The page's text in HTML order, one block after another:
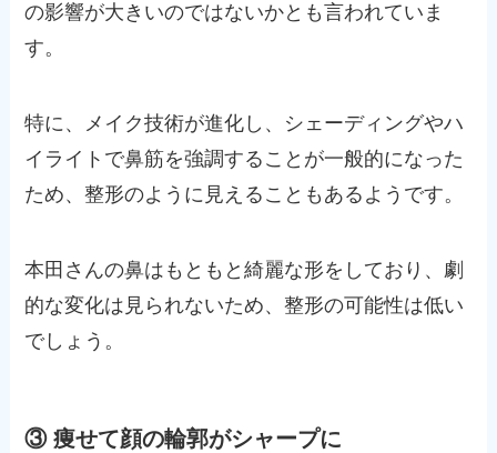
の影響が大きいのではないかとも言われていま
す。
特に、メイク技術が進化し、シェーディングやハ
イライトで鼻筋を強調することが一般的になった
ため、整形のように見えることもあるようです。
本田さんの鼻はもともと綺麗な形をしており、劇
的な変化は見られないため、整形の可能性は低い
でしょう。
③ 痩せて顔の輪郭がシャープに